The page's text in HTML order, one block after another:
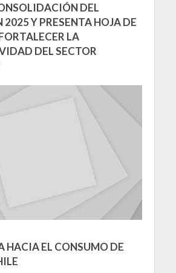
DEL
2025 Y PRESENTA HOJA DE
LA
DEL SECTOR
HACIA EL CONSUMO DE